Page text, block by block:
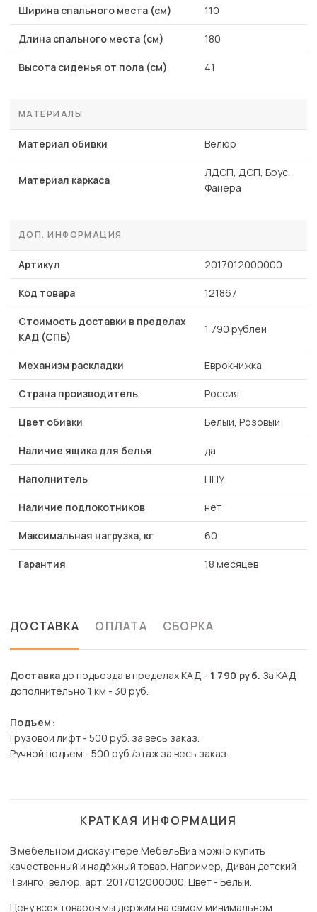
Ширина спального места (см) 110
Длина спального места (см) 180
Высота сиденья от пола (см) 41
МАТЕРИАЛЫ
Материал обивки Велюр
Материал каркаса
ЛДСП, ДСП, Брус,
Фанера
ДОП. ИНФОРМАЦИЯ
Артикул 2017012000000
Код товара 121867
Стоимость доставки в пределах
КАД (СПБ)
1 790 рублей
Механизм раскладки Еврокнижка
Страна производитель Россия
Цвет обивки Белый, Розовый
Наличие ящика для белья да
Наполнитель ППУ
Наличие подлокотников нет
Максимальная нагрузка, кг 60
Гарантия 18 месяцев
ДОСТАВКА ОПЛАТА СБОРКА
Доставкадо подъезда в пределах КАД - 1 790 руб. За КАД
дополнительно 1 км - 30 руб.
Подъем:
Грузовой лифт - 500 руб. за весь заказ.
Ручной подъем - 500 руб./этаж за весь заказ.
КРАТКАЯ ИНФОРМАЦИЯ
В мебельном дискаунтере МебельВиа можно купить
качественный и надёжный товар. Например, Диван детский
Твинго, велюр, арт. 2017012000000. Цвет - Белый.
Цену всех товаров мы держим на самом минимальном